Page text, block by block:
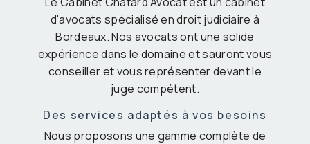
d'avocats spécialisé en droit judiciaire à
Bordeaux. Nos avocats ont une solide
expérience dans le domaine et sauront vous
conseiller et vous représenter devant le
juge compétent.
Des services adaptés à vos besoins
Nous proposons une gamme complète de